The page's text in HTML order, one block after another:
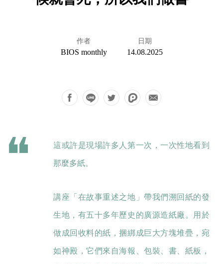
作者
BIOS monthly
日期
14.08.2025
這或許是現場許多人第一次，一次性地看到
那麼多紙。
講座「在故事重述之地」帶我們溯回紙的發
生地，有五十多年歷史的廣源造紙廠。用於
做成回收料的紙，捆綁成巨大方塊堆疊，宛
如神殿，它們來自海報、包裝、書、紙板，